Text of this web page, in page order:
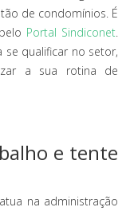
de condomínios. É
Portal Sindiconet.
se qualificar no setor,
a sua rotina de
e tente
na administração